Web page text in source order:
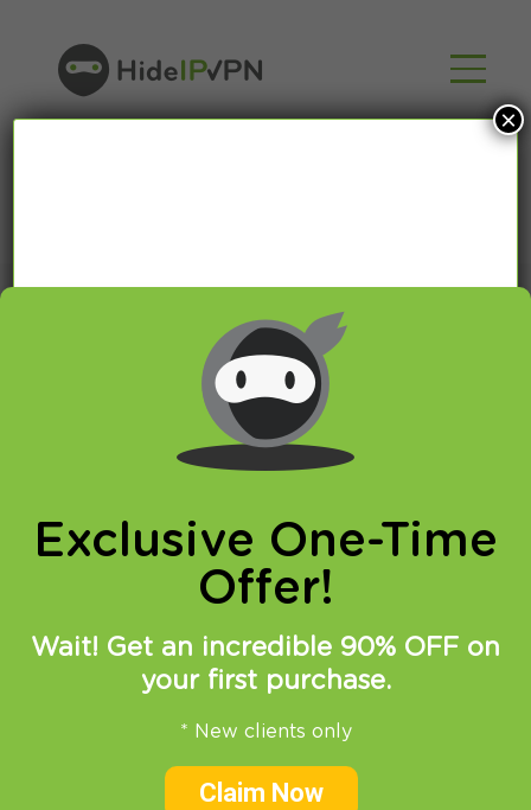
1 results found
for: popcorn
octavian 18.01.2024
Список разблокированных
веб сайтов
Read more
Exclusive One-Time
Offer!
Wait! Get an incredible 90% OFF on
your first purchase.
* New clients only
Claim Now
×